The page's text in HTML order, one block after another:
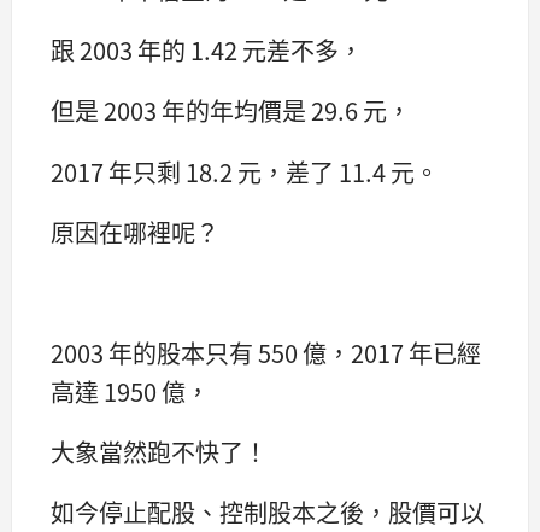
跟 2003 年的 1.42 元差不多，
但是 2003 年的年均價是 29.6 元，
2017 年只剩 18.2 元，差了 11.4 元。
原因在哪裡呢？
2003 年的股本只有 550 億，2017 年已經
高達 1950 億，
大象當然跑不快了！
如今停止配股、控制股本之後，股價可以